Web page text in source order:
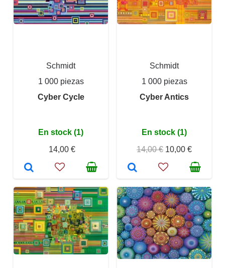
Schmidt
1 000 piezas
Cyber Cycle
En stock (1)
14,00 €
Schmidt
1 000 piezas
Cyber Antics
En stock (1)
14,00 € 10,00 €